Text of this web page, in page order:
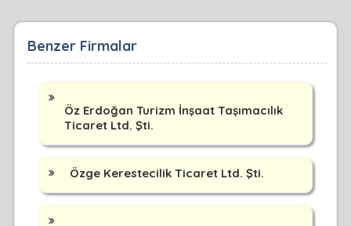
Benzer Firmalar
Öz Erdoğan Turizm İnşaat Taşımacılık
Ticaret Ltd. Şti.
Özge Kerestecilik Ticaret Ltd. Şti.